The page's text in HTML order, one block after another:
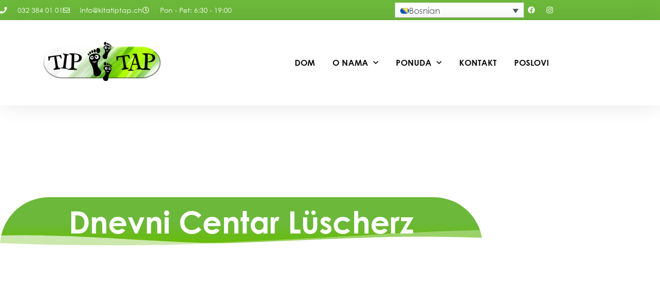
032 384 01 01 info@kitatiptap.ch Pon - Pet: 6:30 - 19:00 Bosnian
DOM O NAMA PONUDA KONTAKT POSLOVI
Dnevni Centar Lüscherz